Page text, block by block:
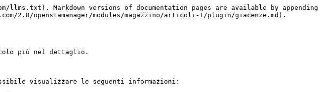
Markdown versions of documentation pages are available by appending
2.8/openstamanager/modules/magazzino/articoli-1/plugin/giacenze.md).
più nel dettaglio.
visualizzare le seguenti informazioni: